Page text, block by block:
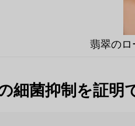
翡翠のロ
細菌抑制を証明